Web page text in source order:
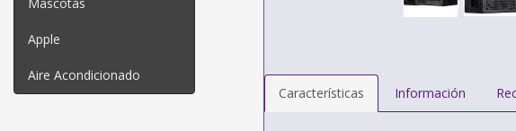
Apple
Aire Acondicionado
Características Información